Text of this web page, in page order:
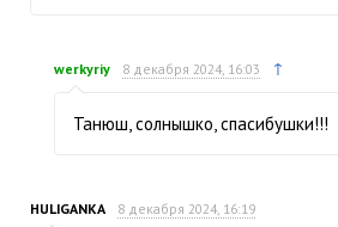
werkyriy 8 декабря 2024, 16:03 ↑
Танюш, солнышко, спасибушки!!!
HULIGANKA 8 декабря 2024, 16:19